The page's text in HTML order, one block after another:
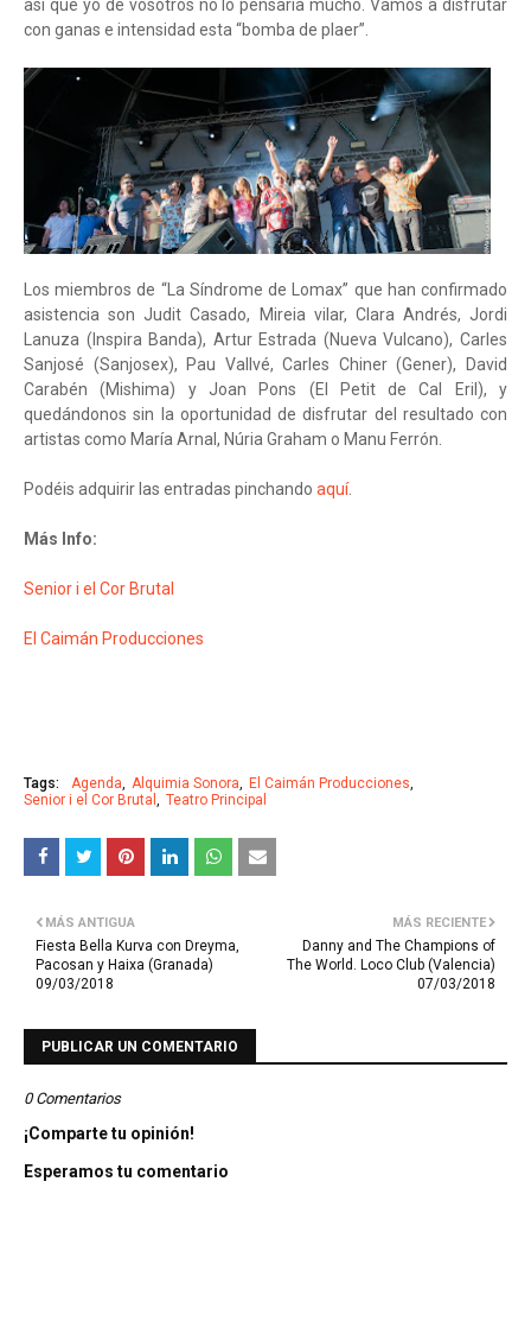
así que yo de vosotros no lo pensaría mucho. Vamos a disfrutar
con ganas e intensidad esta “bomba de plaer”.
Los miembros de “La Síndrome de Lomax” que han confirmado
asistencia son Judit Casado, Mireia vilar, Clara Andrés, Jordi
Lanuza (Inspira Banda), Artur Estrada (Nueva Vulcano), Carles
Sanjosé (Sanjosex), Pau Vallvé, Carles Chiner (Gener), David
Carabén (Mishima) y Joan Pons (El Petit de Cal Eril), y
quedándonos sin la oportunidad de disfrutar del resultado con
artistas como María Arnal, Núria Graham o Manu Ferrón.
Podéis adquirir las entradas pinchando aquí.
Más Info:
Senior i el Cor Brutal
El Caimán Producciones
Tags: Agenda Alquimia Sonora
El Caimán Producciones
Senior i el Cor Brutal
Teatro Principal
MÁS RECIENTE
Danny and The Champions of
The World. Loco Club (Valencia)
07/03/2018
MÁS ANTIGUA
Fiesta Bella Kurva con Dreyma,
Pacosan y Haixa (Granada)
09/03/2018
PUBLICAR UN COMENTARIO
0 Comentarios
¡Comparte tu opinión!
Esperamos tu comentario